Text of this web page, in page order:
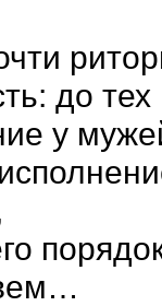
до тех
у